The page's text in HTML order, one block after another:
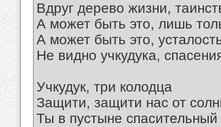
Вдруг дерево жизни,
А может быть это, лишь
А может быть это,
Не видно учкудука,
Учкудук, три колодца
Защити, защити нас от
Ты в пустыне спасительный